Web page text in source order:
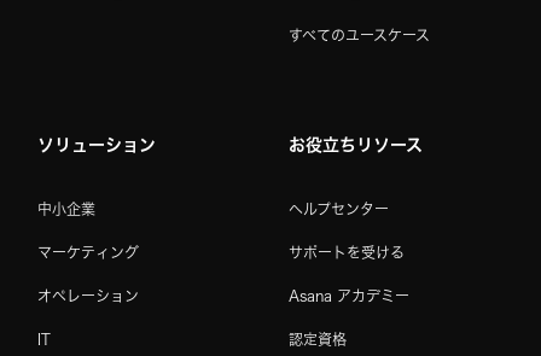
すべてのユースケース
ソリューション
中小企業
マーケティング
オペレーション
IT
お役立ちリソース
ヘルプセンター
サポートを受ける
Asana アカデミー
認定資格